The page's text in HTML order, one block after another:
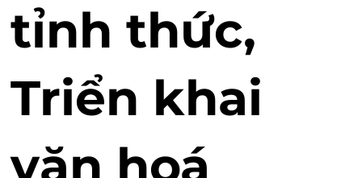
tỉnh thức,
Triển khai
văn hoá